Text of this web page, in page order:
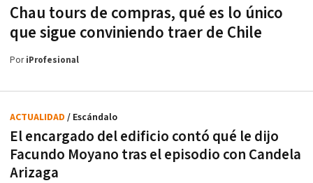
Chau tours de compras, qué es lo único
que sigue conviniendo traer de Chile
PoriProfesional
El encargado del edificio contó qué le dijo
Facundo Moyano tras el episodio con Candela
Arizaga
ACTUALIDAD / Escándalo